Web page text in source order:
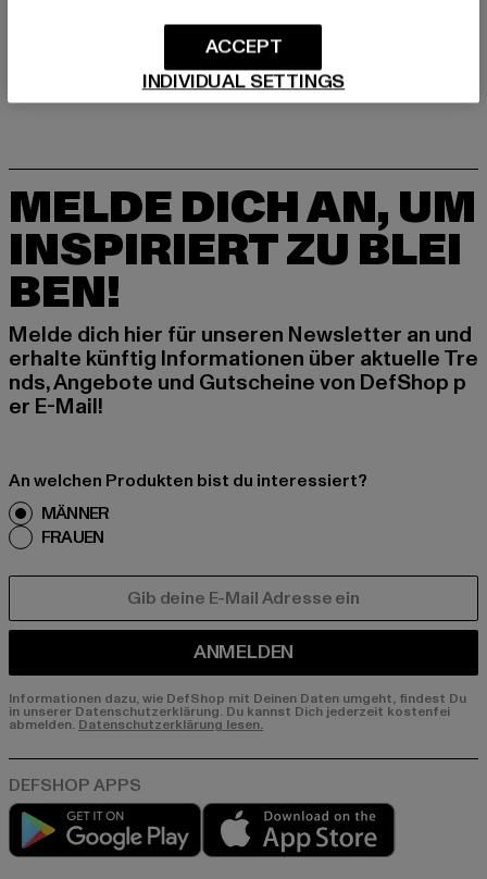
LIEFERUNG & RÜCKGABE
MELDE DICH AN, UM
INSPIRIERT ZU BLEI
BEN!
Melde dich hier für unseren Newsletter an und
erhalte künftig Informationen über aktuelle Tre
nds, Angebote und Gutscheine von DefShop p
er E-Mail!
An welchen Produkten bist du interessiert?
MÄNNER
FRAUEN
ANMELDEN
Informationen dazu, wie DefShop mit Deinen Daten umgeht, findest Du
in unserer Datenschutzerklärung. Du kannst Dich jederzeit kostenfei
abmelden. Datenschutzerklärung lesen.
Play market
INDIVIDUAL SETTINGS
ACCEPT